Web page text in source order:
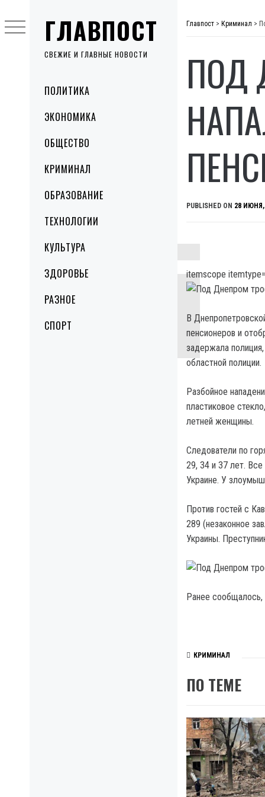
ГЛАВПОСТ
СВЕЖИЕ И ГЛАВНЫЕ НОВОСТИ
MenuПОЛИТИКА
ЭКОНОМИКА
ОБЩЕСТВО
КРИМИНАЛ
ОБРАЗОВАНИЕ
ТЕХНОЛОГИИ
КУЛЬТУРА
ЗДОРОВЬЕ
РАЗНОЕ
СПОРТ
to
content
Главпост > Криминал >
ПОД
PUBLISHED ON 28 ИЮНЯ,
itemscope
В
пенсионеров и
задержала
областной полиции.
Разбойное
пластиковое
летней женщины.
Следователи по
29, 34 и 37 лет.
Украине. У
Против гостей с
289 (незаконное
Украины.
Ранее сообщалось,
КРИМИНАЛ
ПО ТЕМЕ